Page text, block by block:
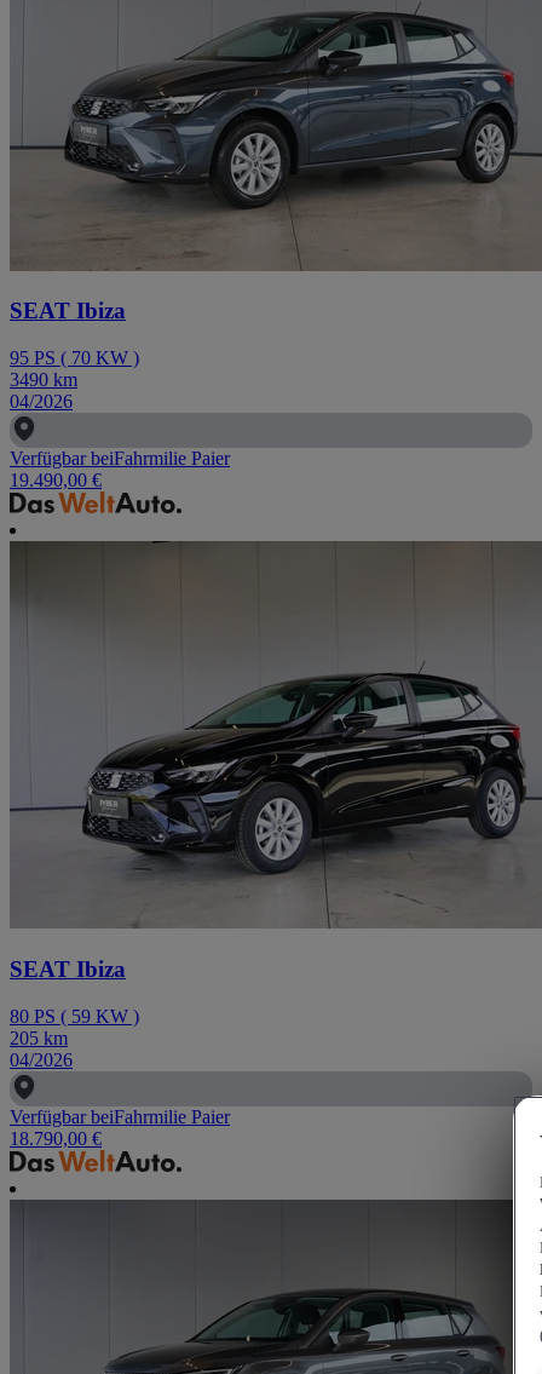
SEAT Ibiza
95 PS ( 70 KW )
3490 km
04/2026
Verfügbar beiFahrmilie Paier
19.490,00 €
SEAT Ibiza
80 PS ( 59 KW )
205 km
04/2026
Verfügbar beiFahrmilie Paier
18.790,00 €